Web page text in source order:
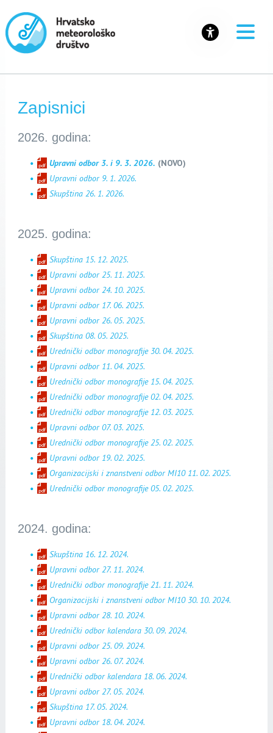
Zapisnici
2026. godina:
Upravni odbor 3. i 9. 3. 2026. (NOVO)
Upravni odbor 9. 1. 2026.
Skupština 26. 1. 2026.
2025. godina:
Skupština 15. 12. 2025.
Upravni odbor 25. 11. 2025.
Upravni odbor 24. 10. 2025.
Upravni odbor 17. 06. 2025.
Upravni odbor 26. 05. 2025.
Skupština 08. 05. 2025.
Urednički odbor monografije 30. 04. 2025.
Upravni odbor 11. 04. 2025.
Urednički odbor monografije 15. 04. 2025.
Urednički odbor monografije 02. 04. 2025.
Urednički odbor monografije 12. 03. 2025.
Upravni odbor 07. 03. 2025.
Urednički odbor monografije 25. 02. 2025.
Upravni odbor 19. 02. 2025.
Organizacijski i znanstveni odbor MI10 11. 02. 2025.
Urednički odbor monografije 05. 02. 2025.
2024. godina:
Skupština 16. 12. 2024.
Upravni odbor 27. 11. 2024.
Urednički odbor monografije 21. 11. 2024.
Organizacijski i znanstveni odbor MI10 30. 10. 2024.
Upravni odbor 28. 10. 2024.
Urednički odbor kalendara 30. 09. 2024.
Upravni odbor 25. 09. 2024.
Upravni odbor 26. 07. 2024.
Urednički odbor kalendara 18. 06. 2024.
Upravni odbor 27. 05. 2024.
Skupština 17. 05. 2024.
Upravni odbor 18. 04. 2024.